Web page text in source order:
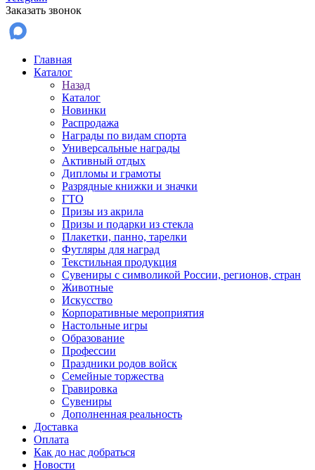
Заказать звонок
Главная
Каталог
Назад
Каталог
Новинки
Распродажа
Награды по видам спорта
Универсальные награды
Активный отдых
Дипломы и грамоты
Разрядные книжки и значки
ГТО
Призы из акрила
Призы и подарки из стекла
Плакетки, панно, тарелки
Футляры для наград
Текстильная продукция
Сувениры с символикой России, регионов, стран
Животные
Искусство
Корпоративные мероприятия
Настольные игры
Образование
Профессии
Праздники родов войск
Семейные торжества
Гравировка
Сувениры
Дополненная реальность
Доставка
Оплата
Как до нас добраться
Новости